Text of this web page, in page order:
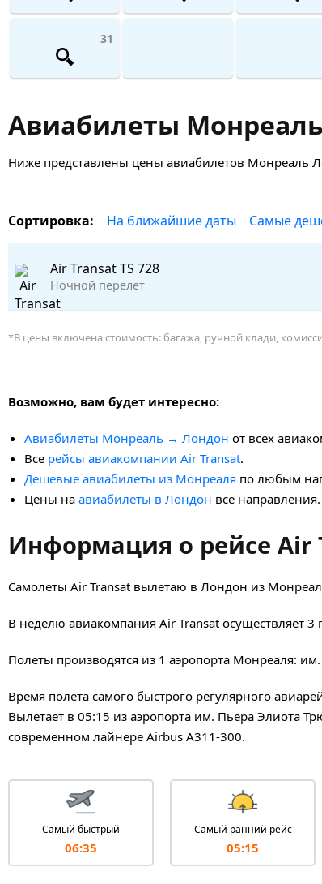
31
Авиабилеты
Ниже представлены цены авиабилетов Монреаль
Сортировка: На ближайшие даты Самые
Air TransatTS 728
Ночной перелёт
*В цены включена стоимость: багажа, ручной клади,
Возможно, вам будет интересно:
Авиабилеты Монреаль → Лондон от всех
Все рейсы авиакомпании Air Transat.
Дешевые авиабилеты из Монреаля по любым
Цены на авиабилеты в Лондон все направления.
Информация о рейсе Air
Самолеты Air Transat вылетаю в Лондон из
В неделю авиакомпания Air Transat осуществляет
Полеты производятся из 1 аэропорта Монреаля:
Время полета самого быстрого регулярного
Вылетает в 05:15 из аэропорта им. Пьера Элиота
современном лайнере Airbus A311-300.
Самый быстрый
06:35
Самый ранний рейс
05:15